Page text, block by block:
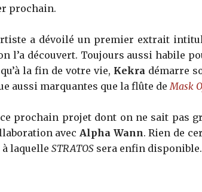
prochain.
a dévoilé un premier extrait
l’a découvert. Toujours aussi habile
la fin de votre vie, Kekra démarre
aussi marquantes que la flûte deMask
prochain projet dont on ne sait pas
avec Alpha Wann. Rien de
à laquelle STRATOS sera enfin disponible.